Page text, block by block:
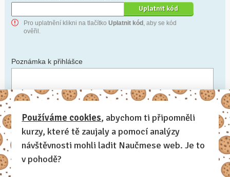
Pro uplatnění klikni na tlačítko Uplatnit kód , aby se kód
ověřil.
Poznámka k přihlášce
Chceš-li se na cokoli zeptat, nebo ke své přihlášce poznamenat.
Anonymní profil – odesláním přihlášky se automaticky
vytvoří tvůj profil na Naučmese. Zatrhni tuto volbu a profil
bude skrytý.
Chci dostávat Naučmese newsletter
Používáme cookies, abychom ti připomněli
kurzy, které tě zaujaly a pomocí analýzy
návštěvnosti mohli ladit Naučmese web. Je to
v pohodě?